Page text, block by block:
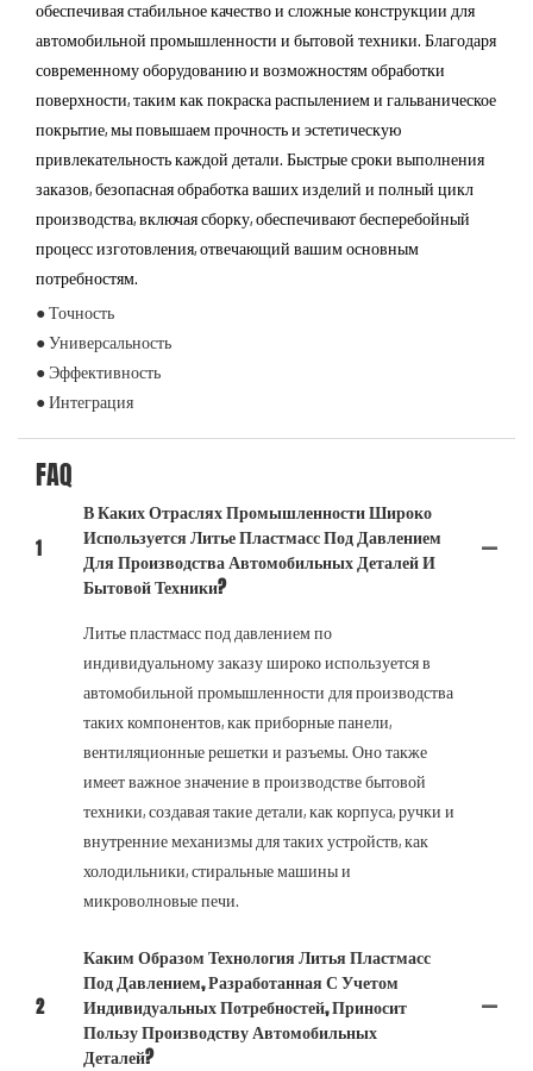
обеспечивая стабильное качество и сложные конструкции для
автомобильной промышленности и бытовой техники. Благодаря
современному оборудованию и возможностям обработки
поверхности, таким как покраска распылением и гальваническое
покрытие, мы повышаем прочность и эстетическую
привлекательность каждой детали. Быстрые сроки выполнения
заказов, безопасная обработка ваших изделий и полный цикл
производства, включая сборку, обеспечивают бесперебойный
процесс изготовления, отвечающий вашим основным
потребностям.
● Точность
● Универсальность
● Эффективность
● Интеграция
FAQ
1
В Каких Отраслях Промышленности Широко
Используется Литье Пластмасс Под Давлением
Для Производства Автомобильных Деталей И
Бытовой Техники?
Литье пластмасс под давлением по
индивидуальному заказу широко используется в
автомобильной промышленности для производства
таких компонентов, как приборные панели,
вентиляционные решетки и разъемы. Оно также
имеет важное значение в производстве бытовой
техники, создавая такие детали, как корпуса, ручки и
внутренние механизмы для таких устройств, как
холодильники, стиральные машины и
микроволновые печи.
2
Каким Образом Технология Литья Пластмасс
Под Давлением, Разработанная С Учетом
Индивидуальных Потребностей, Приносит
Пользу Производству Автомобильных
Деталей?